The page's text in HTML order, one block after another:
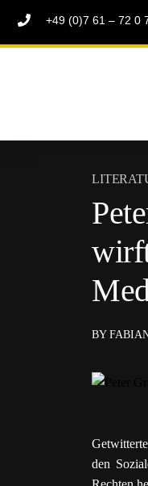
+49 (0)7 61 – 72 0
BY
den